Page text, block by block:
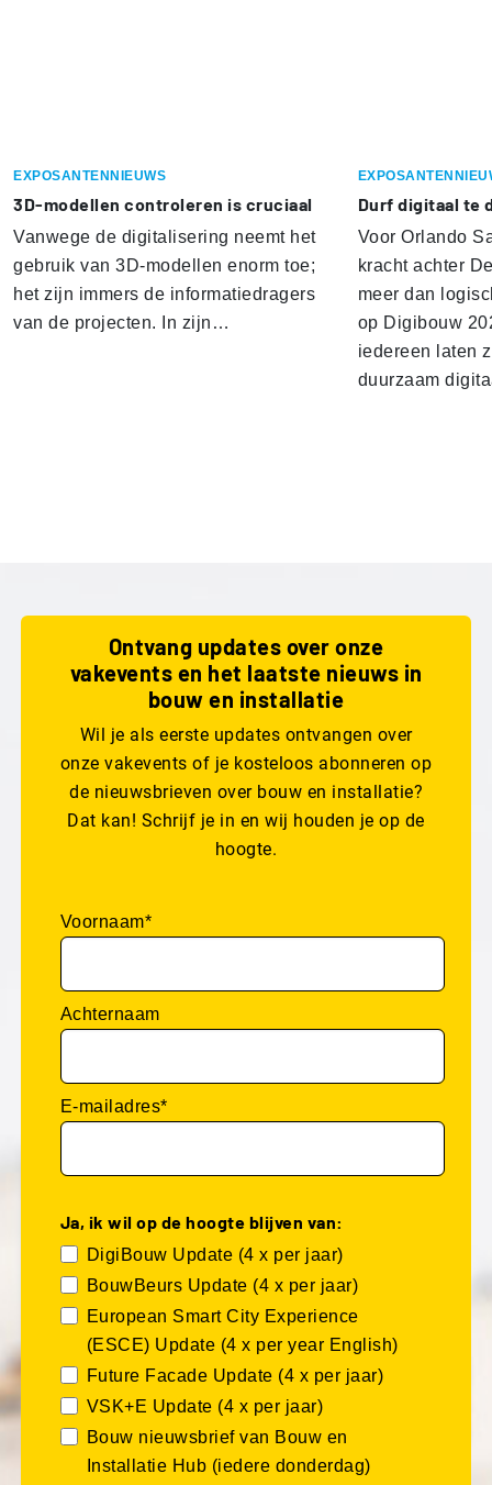
EXPOSANTENNIEUWS
3D-modellen controleren is cruciaal
Vanwege de digitalisering neemt het
gebruik van 3D-modellen enorm toe;
het zijn immers de informatiedragers
van de projecten. In zijn…
Durf digitaal te
Voor Orlando
kracht achter
meer dan
op Digibouw
iedereen laten
duurzaam
Ontvang updates over onze
vakevents en het laatste nieuws in
bouw en installatie
Wil je als eerste updates ontvangen over
onze vakevents of je kosteloos abonneren op
de nieuwsbrieven over bouw en installatie?
Dat kan! Schrijf je in en wij houden je op de
hoogte.
Voornaam*
Achternaam
E-mailadres*
Ja, ik wil op de hoogte blijven van:
DigiBouw Update (4 x per jaar)
BouwBeurs Update (4 x per jaar)
European Smart City Experience
(ESCE) Update (4 x per year English)
Future Facade Update (4 x per jaar)
VSK+E Update (4 x per jaar)
Bouw nieuwsbrief van Bouw en
Installatie Hub (iedere donderdag)